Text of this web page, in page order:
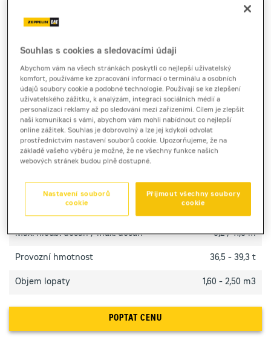
Technický list [4,6 MB] Brožura [7,0 MB]
Pásové rýpadlo Cat 340 výrobce Caterpillar kombinuje
vysokou sílu s efektivitou a inteligentními funkcemi
pro rychlejší cykly práce.
Max. hloub. dosah / max. dosah 8,2 / 11,8 m
Provozní hmotnost 36,5 - 39,3 t
Objem lopaty 1,60 - 2,50 m3
POPTAT CENU
Souhlas s cookies a sledovacími údaji
Abychom vám na všech stránkách poskytli co nejlepší uživatelský
komfort, používáme ke zpracování informací o terminálu a osobních
údajů soubory cookie a podobné technologie. Používají se ke zlepšení
uživatelského zážitku, k analýzám, integraci sociálních médií a
personalizaci reklamy až po sledování mezi zařízeními. Cílem je zlepšit
naši komunikaci s vámi, abychom vám mohli nabídnout co nejlepší
online zážitek. Souhlas je dobrovolný a lze jej kdykoli odvolat
prostřednictvím nastavení souborů cookie. Upozorňujeme, že na
základě vašeho výběru je možné, že ne všechny funkce našich
webových stránek budou plně dostupné.
Přijmout všechny soubory
cookie
Nastavení souborů
cookie